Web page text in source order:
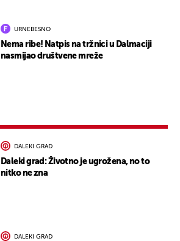
URNEBESNO
Nema ribe! Natpis na tržnici u Dalmaciji
nasmijao društvene mreže
DALEKI GRAD
Daleki grad: Životno je ugrožena, no to
nitko ne zna
DALEKI GRAD